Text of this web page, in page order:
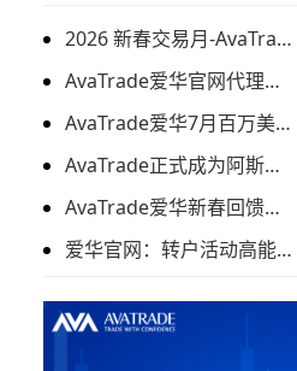
2026 新春交易月-AvaTrade爱华与您共启财富旅程
AvaTrade爱华官网代理激励计划再升级：百万奖金限时加赠
AvaTrade爱华7月百万美金代理扶持计划 火爆开启
AvaTrade正式成为阿斯顿马丁F1车队官方合作伙伴
AvaTrade爱华新春回馈季，多重礼遇迎兔年开门红
爱华官网：转户活动高能开启 与新客限时搭配